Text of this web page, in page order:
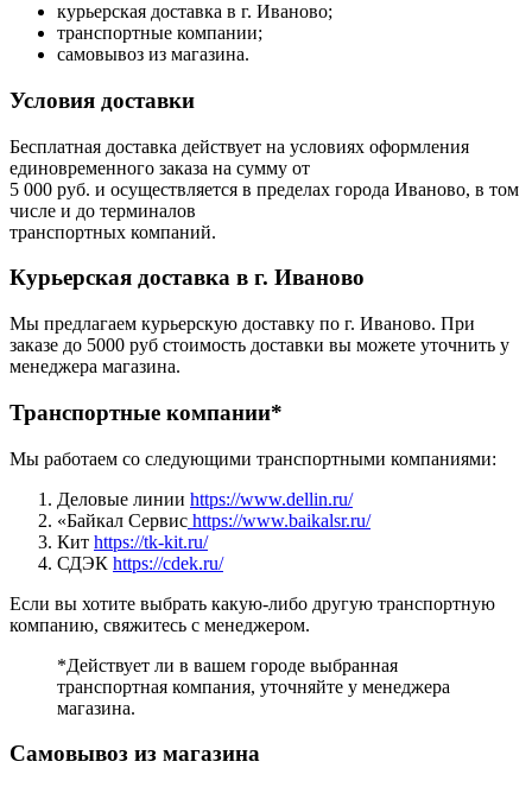
курьерская доставка в г. Иваново;
транспортные компании;
самовывоз из магазина.
Условия доставки
Бесплатная доставка действует на условиях оформления
единовременного заказа на сумму от
5 000 руб. и осуществляется в пределах города Иваново, в том
числе и до терминалов
транспортных компаний.
Курьерская доставка в г. Иваново
Мы предлагаем курьерскую доставку по г. Иваново. При
заказе до 5000 руб стоимость доставки вы можете уточнить у
менеджера магазина.
Транспортные компании*
Мы работаем со следующими транспортными компаниями:
Деловые линии https://www.dellin.ru/
«Байкал Сервис https://www.baikalsr.ru/
Кит https://tk-kit.ru/
СДЭК https://cdek.ru/
Если вы хотите выбрать какую-либо другую транспортную
компанию, свяжитесь с менеджером.
*Действует ли в вашем городе выбранная
транспортная компания, уточняйте у менеджера
магазина.
Самовывоз из магазина